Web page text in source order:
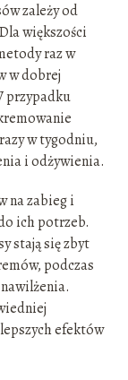
zależy od
większości
raz w
w dobrej
przypadku
w tygodniu,
i odżywienia.
na zabieg i
ich potrzeb.
stają się zbyt
podczas
efektów